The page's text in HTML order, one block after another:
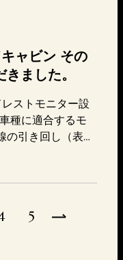
ャビン その
ました。
ストモニター設
種に適合するモ
引き回し（表面
装TEL 078-647-7
5